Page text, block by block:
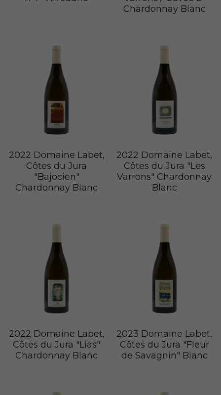
Chardonnay Blanc
2022 Domaine Labet,
Côtes du Jura
"Bajocien"
Chardonnay Blanc
2022 Domaine Labet,
Côtes du Jura "Les
Varrons" Chardonnay
Blanc
2022 Domaine Labet,
Côtes du Jura "Lias"
Chardonnay Blanc
2023 Domaine Labet,
Côtes du Jura "Fleur
de Savagnin" Blanc